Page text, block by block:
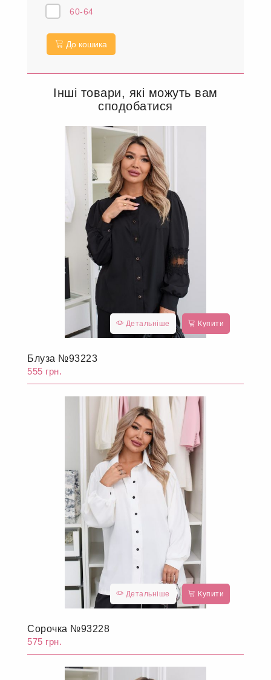
60-64
До кошика
Інші товари, які можуть вам
сподобатися
Детальніше Купити
Блуза №93223
555 грн.
Детальніше Купити
Сорочка №93228
575 грн.